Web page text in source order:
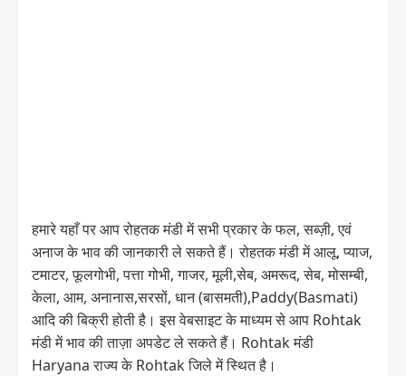
हमारे यहाँ पर आप रोहतक मंडी में सभी प्रकार के फल, सब्ज़ी, एवं
अनाज के भाव की जानकारी ले सकते हैं। रोहतक मंडी में आलू, प्याज,
टमाटर, फूलगोभी, पत्ता गोभी, गाजर, मूली,सेब, अमरूद, सेब, मोसम्बी,
केला, आम, अनानास,सरसों, धान (बासमती),Paddy(Basmati)
आदि की बिक्री होती है। इस वेबसाइट के माध्यम से आप Rohtak
मंडी में भाव की ताज़ा अपडेट ले सकते हैं। Rohtak मंडी
Haryana राज्य के Rohtak जिले में स्थित है।